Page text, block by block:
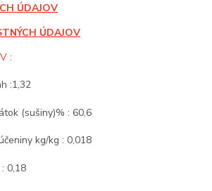
ÚDAJOV
ÚDAJOV
:
:1,32
(sušiny)% : 60,6
kg/kg : 0,018
0,18